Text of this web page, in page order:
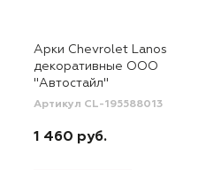
Арки Chevrolet Lanos
декоративные ООО
"Автостайл"
Артикул CL-195588013
1 460 руб.